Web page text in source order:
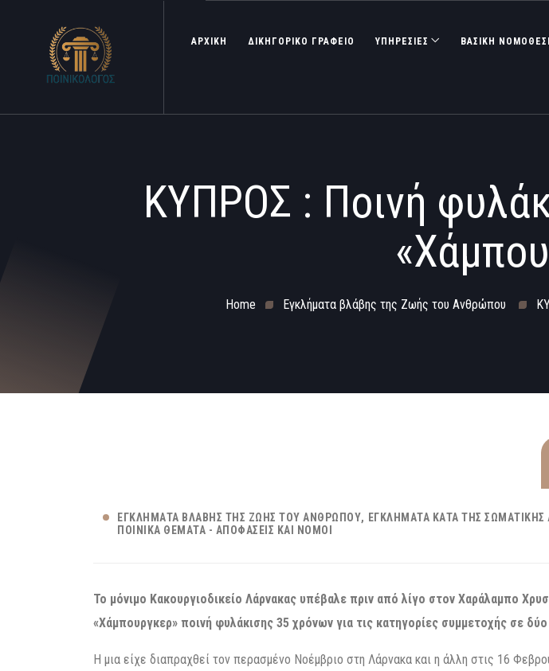
ΑΡΧΙΚΗ ΔΙΚΗΓΟΡΙΚΟ ΓΡΑΦΕΙΟ ΥΠΗΡΕΣΙΕΣ ΒΑΣΙΚΉ
ΚΥΠΡΟΣ : Ποινή
Home Εγκλήματα βλάβης της Ζωής του Ανθρώπου
ΕΓΚΛΉΜΑΤΑ ΒΛΆΒΗΣ ΤΗΣ ΖΩΉΣ ΤΟΥ ΑΝΘΡΏΠΟΥ
ΕΓΚΛΉΜΑΤΑ ΚΑΤΆ ΤΗΣ ΣΩΜΑΤΙΚΉΣ
ΠΟΙΝΙΚΆ ΘΈΜΑΤΑ - ΑΠΟΦΆΣΕΙΣ ΚΑΙ ΝΌΜΟΙ
Το μόνιμο Κακουργιοδικείο Λάρνακας υπέβαλε πριν από λίγο στον Χαράλαμπο
«Χάμπουργκερ» ποινή φυλάκισης 35 χρόνων για τις κατηγορίες συμμετοχής σε
Η μια είχε διαπραχθεί τον περασμένο Νοέμβριο στη Λάρνακα και η άλλη στις 16